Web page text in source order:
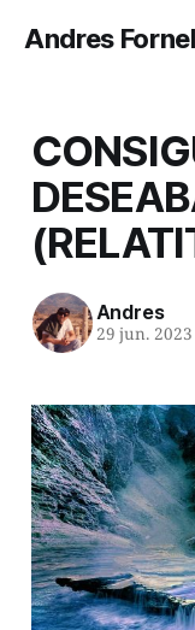
Andres
Andres
29 jun. 2023